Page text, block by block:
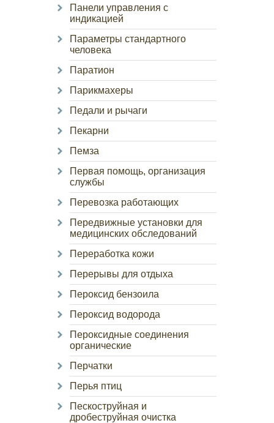
Панели управления с
индикацией
Параметры стандартного
человека
Паратион
Парикмахеры
Педали и рычаги
Пекарни
Пемза
Первая помощь, организация
службы
Перевозка работающих
Передвижные установки для
медицинских обследований
Переработка кожи
Перерывы для отдыха
Пероксид бензоила
Пероксид водорода
Пероксидные соединения
органические
Перчатки
Перья птиц
Пескоструйная и
дробеструйная очистка